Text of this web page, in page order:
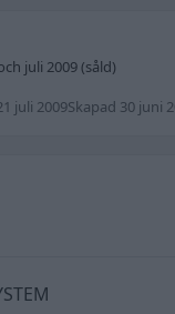
juli 2009 (såld)
juli 2009Skapad 30 juni